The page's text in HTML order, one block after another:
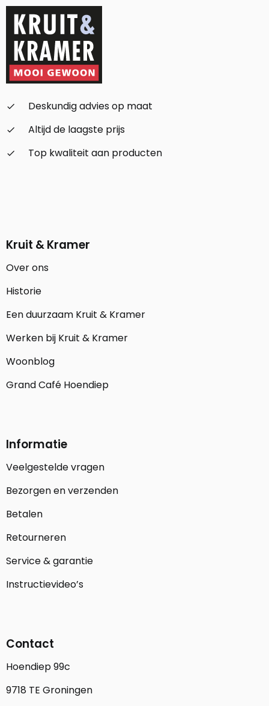
check_small
Deskundig advies op maat
check_small
Altijd de laagste prijs
check_small
Top kwaliteit aan producten
Kruit & Kramer
Over ons
Historie
Een duurzaam Kruit & Kramer
Werken bij Kruit & Kramer
Woonblog
Grand Café Hoendiep
Informatie
Veelgestelde vragen
Bezorgen en verzenden
Betalen
Retourneren
Service & garantie
Instructievideo’s
Contact
Hoendiep 99c
9718 TE Groningen